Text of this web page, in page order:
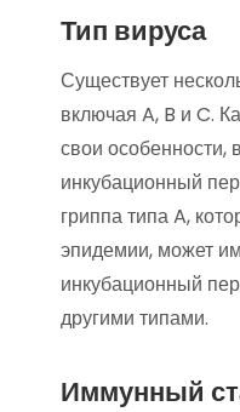
Тип вируса
Существует
включая A, B и C.
свои
инкубационный
гриппа типа A,
эпидемии, может
инкубационный
другими типами.
Иммунный